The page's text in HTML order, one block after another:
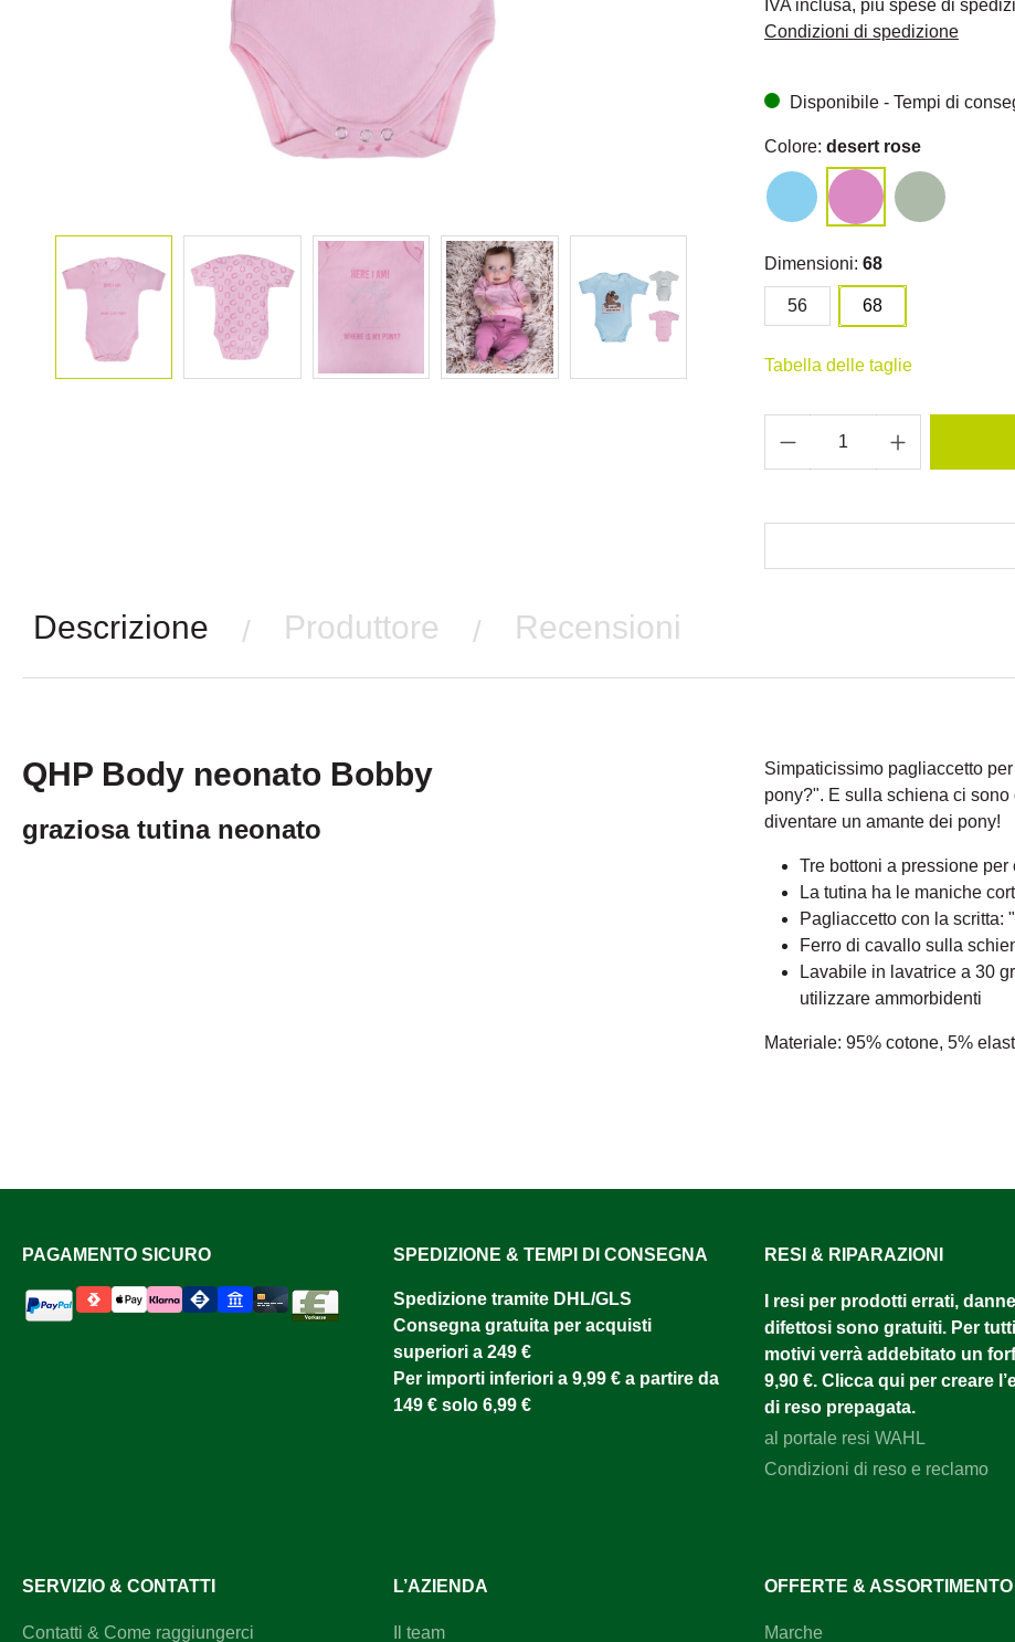
IVA inclusa, più spese di
Condizioni di spedizione
Disponibile - Tempi di
Colore: desert rose
Dimensioni: 68
56 68
Tabella delle taglie
Descrizione / Produttore / Recensioni
QHP Body neonato Bobby
graziosa tutina neonato
Simpaticissimo pagliaccetto
pony?". E sulla schiena ci
diventare un amante dei pony!
Tre bottoni a pressione per
La tutina ha le maniche
Pagliaccetto con la scritta:
Ferro di cavallo sulla
Lavabile in lavatrice a 30
utilizzare ammorbidenti
Materiale: 95% cotone, 5%
PAGAMENTO SICURO SPEDIZIONE & TEMPI DI CONSEGNA
Spedizione tramite DHL/GLS ​
Consegna gratuita per acquisti
superiori a 249 €
Per importi inferiori a 9,99 € a partire da
149 € solo 6,99 €
RESI & RIPARAZIONI
I resi per prodotti errati,
difettosi sono gratuiti. Per
motivi verrà addebitato un
9,90 €. Clicca qui per creare
di reso prepagata.
al portale resi WAHL
Condizioni di reso e reclamo
SERVIZIO & CONTATTI
Contatti & Come raggiungerci
L’AZIENDA
Il team
OFFERTE & ASSORTIMENTO
Marche